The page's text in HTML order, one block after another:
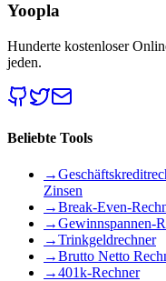
Yoopla
Hunderte kostenloser
jeden.
Beliebte Tools
→
Zinsen
→Break-Even-
→Gewinnspannen-
→Trinkgeldrechner
→Brutto Netto
→401k-Rechner